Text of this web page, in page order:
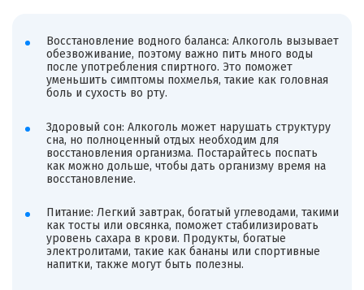
Восстановление водного баланса: Алкоголь вызывает
обезвоживание, поэтому важно пить много воды
после употребления спиртного. Это поможет
уменьшить симптомы похмелья, такие как головная
боль и сухость во рту.
Здоровый сон: Алкоголь может нарушать структуру
сна, но полноценный отдых необходим для
восстановления организма. Постарайтесь поспать
как можно дольше, чтобы дать организму время на
восстановление.
Питание: Легкий завтрак, богатый углеводами, такими
как тосты или овсянка, поможет стабилизировать
уровень сахара в крови. Продукты, богатые
электролитами, такие как бананы или спортивные
напитки, также могут быть полезны.